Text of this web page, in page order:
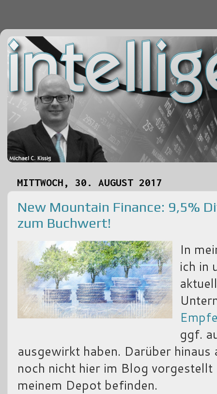
MITTWOCH, 30. AUGUST 2017
New Mountain Finance: 9,5%
zum Buchwert!
In
ich in
ggf.
ausgewirkt haben. Darüber
noch nicht hier im Blog vorgestellt
meinem Depot befinden.